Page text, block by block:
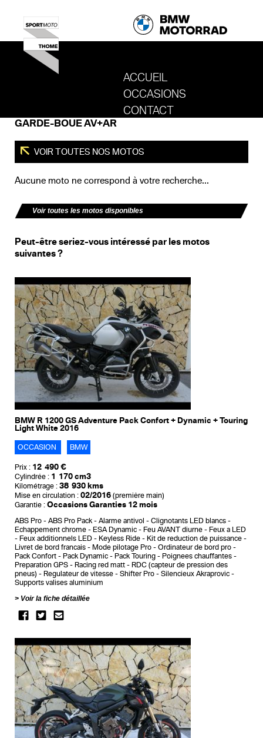
ACCUEIL
REVENIR AU SITE DE SPORT MOTO
OCCASIONS
CONTACT
GARDE-BOUE AV+AR
VOIR TOUTES NOS MOTOS
Aucune moto ne correspond à votre recherche...
Voir toutes les motos disponibles
Peut-être seriez-vous intéressé par les motos
suivantes ?
BMW R 1200 GS Adventure Pack Confort + Dynamic + Touring
Light White 2016
OCCASION BMW
Prix : 12 490 €
Cylindrée : 1 170 cm3
Kilométrage : 38 930 kms
Mise en circulation : 02/2016 (première main)
Garantie : Occasions Garanties 12 mois
ABS Pro ABS Pro Pack Alarme antivol
Clignotants LED blancs
Echappement chrome
ESA Dynamic Feu AVANT diurne
Feux a LED
Feux additionnels LED
Keyless Ride
Kit de reduction de puissance
Livret de bord francais
Mode pilotage Pro
Ordinateur de bord pro
Pack Confort
Pack Dynamic Pack Touring
Poignees chauffantes
Preparation GPS
Racing red matt
RDC (capteur de pression des
pneus)
Regulateur de vitesse Shifter Pro
Silencieux Akraprovic
Supports valises aluminium
Voir la fiche détaillée